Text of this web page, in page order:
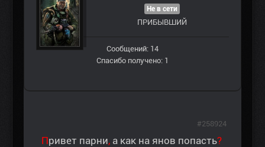
Не в сети
ПРИБЫВШИЙ
Сообщений: 14
Спасибо получено: 1
Привет парни, а как на янов попасть?
#258924